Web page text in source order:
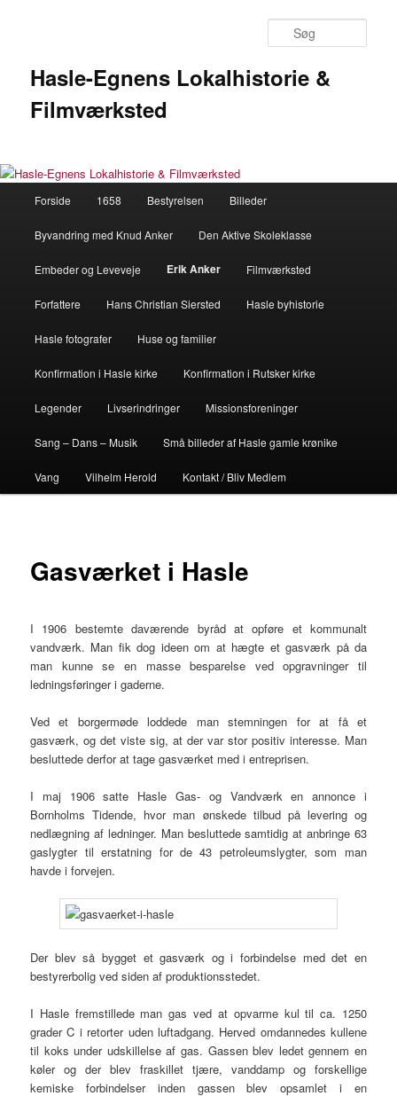
Hasle-Egnens Lokalhistorie &
Filmværksted
Forside 1658 Bestyrelsen Billeder
Byvandring med Knud Anker Den Aktive Skoleklasse
Embeder og Leveveje Erik Anker Filmværksted
Forfattere Hans Christian Siersted Hasle byhistorie
Hasle fotografer Huse og familier
Konfirmation i Hasle kirke Konfirmation i Rutsker kirke
Legender Livserindringer Missionsforeninger
Sang – Dans – Musik Små billeder af Hasle gamle krønike
Vang Vilhelm Herold Kontakt / Bliv Medlem
Gasværket i Hasle
I 1906 bestemte daværende byråd at opføre et kommunalt
vandværk. Man fik dog ideen om at hægte et gasværk på da
man kunne se en masse besparelse ved opgravninger til
ledningsføringer i gaderne.
Ved et borgermøde loddede man stemningen for at få et
gasværk, og det viste sig, at der var stor positiv interesse. Man
besluttede derfor at tage gasværket med i entreprisen.
I maj 1906 satte Hasle Gas- og Vandværk en annonce i
Bornholms Tidende, hvor man ønskede tilbud på levering og
nedlægning af ledninger. Man besluttede samtidig at anbringe 63
gaslygter til erstatning for de 43 petroleumslygter, som man
havde i forvejen.
Der blev så bygget et gasværk og i forbindelse med det en
bestyrerbolig ved siden af produktionsstedet.
I Hasle fremstillede man gas ved at opvarme kul til ca. 1250
grader C i retorter uden luftadgang. Herved omdannedes kullene
til koks under udskillelse af gas. Gassen blev ledet gennem en
køler og der blev fraskillet tjære, vanddamp og forskellige
kemiske forbindelser inden gassen blev opsamlet i en